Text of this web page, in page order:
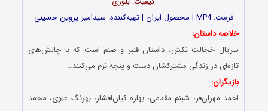
فرمت: MP4 | محصول ایران | تهیه‌کننده: سیدامیر پروین حسینی
خلاصه داستان:
سریال خجالت نکش، داستان قنبر و صنم است که با چالش‌های
تازه‌ای در زندگی مشترکشان دست و پنجه نرم می‌کنند…
بازیگران:
احمد مهران‌فر، شبنم مقدمی، بهاره کیان‌افشار، بهرنگ علوی، محمد